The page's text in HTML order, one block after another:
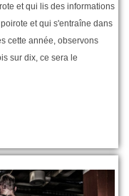
et qui lis des informations
et qui s'entraîne dans
cette année, observons
sur dix, ce sera le